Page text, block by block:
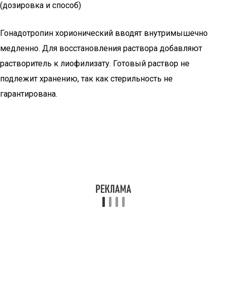
(дозировка и способ)
Гонадотропин хорионический вводят внутримышечно
медленно. Для восстановления раствора добавляют
растворитель к лиофилизату. Готовый раствор не
подлежит хранению, так как стерильность не
гарантирована.